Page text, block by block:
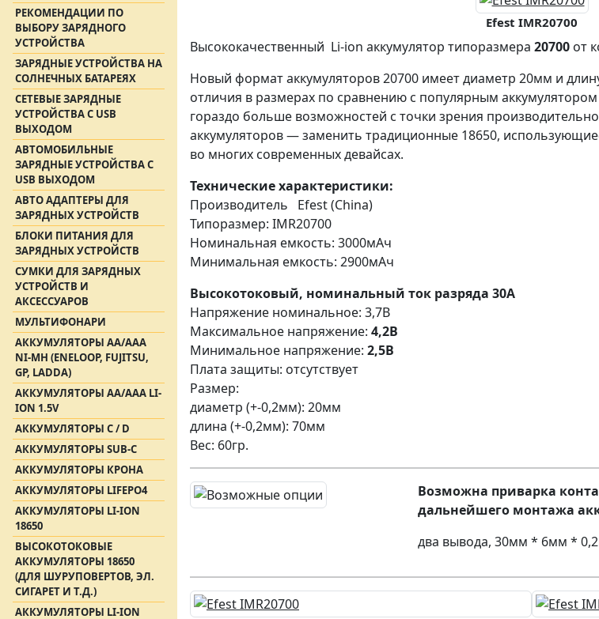
РЕКОМЕНДАЦИИ ПО
ВЫБОРУ ЗАРЯДНОГО
УСТРОЙСТВА
ЗАРЯДНЫЕ УСТРОЙСТВА НА
СОЛНЕЧНЫХ БАТАРЕЯХ
СЕТЕВЫЕ ЗАРЯДНЫЕ
УСТРОЙСТВА С USB
ВЫХОДОМ
АВТОМОБИЛЬНЫЕ
ЗАРЯДНЫЕ УСТРОЙСТВА С
USB ВЫХОДОМ
АВТО АДАПТЕРЫ ДЛЯ
ЗАРЯДНЫХ УСТРОЙСТВ
БЛОКИ ПИТАНИЯ ДЛЯ
ЗАРЯДНЫХ УСТРОЙСТВ
СУМКИ ДЛЯ ЗАРЯДНЫХ
УСТРОЙСТВ И
АКСЕССУАРОВ
МУЛЬТИФОНАРИ
АККУМУЛЯТОРЫ АА/ААА
NI-MH (ENELOOP, FUJITSU,
GP, LADDA)
АККУМУЛЯТОРЫ АА/AAA LI-
ION 1.5V
АККУМУЛЯТОРЫ C / D
АККУМУЛЯТОРЫ SUB-C
АККУМУЛЯТОРЫ КРОНА
АККУМУЛЯТОРЫ LIFEPO4
АККУМУЛЯТОРЫ LI-ION
18650
ВЫСОКОТОКОВЫЕ
АККУМУЛЯТОРЫ 18650
(ДЛЯ ШУРУПОВЕРТОВ, ЭЛ.
СИГАРЕТ И Т.Д.)
АККУМУЛЯТОРЫ LI-ION
Efest IMR20700
Высококачественный Li-ion аккумулятор типоразмера 20700 от
Новый формат аккумуляторов 20700 имеет диаметр 20мм и
отличия в размерах по сравнению с популярным аккумулятором
гораздо больше возможностей с точки зрения
аккумуляторов — заменить традиционные 18650,
во многих современных девайсах.
Технические характеристики:
Производитель Efest (China)
Типоразмер: IMR20700
Номинальная емкость: 3000мАч
Минимальная емкость: 2900мАч
Высокотоковый, номинальный ток разряда 30А
Напряжение номинальное: 3,7В
Максимальное напряжение: 4,2В
Минимальное напряжение: 2,5В
Плата защиты: отсутствует
Размер:
диаметр (+-0,2мм): 20мм
длина (+-0,2мм): 70мм
Вес: 60гр.
Возможна приварка
дальнейшего монтажа
два вывода, 30мм * 6мм *